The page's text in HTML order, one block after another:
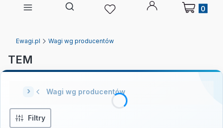
Otwórz wyszukiwarkę
Produkty w
Ewagi.pl Wagi wg producentów
TEM
Wagi wg producentów
Filtry